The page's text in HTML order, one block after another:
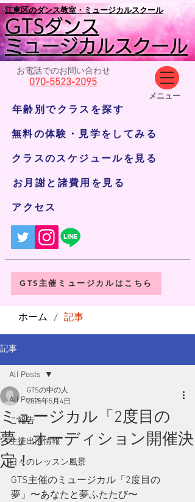
​江東区のダンス教室・ミュージカルスクール
GTSダンス
ミュージカルスクール
お電話でのお問い合わせ
070-5523-2095
​メニュー
年齢別でクラスを探す
クラスのスケジュールを見る
無料の体験・見学をしてみる
アクセス
お月謝と諸費用を見る
GTS主催ミュージカルはこちら
ホーム / 記事
記事
All Posts
ご報告
生徒出演情報
日々のレッスン風景
All Posts
ミュージカル「2度目の
夢」オーディション開催決
定！
GTSの中の人
2025年5月4日
GTS主催のミュージカル「2度目の
夢」〜あなたと夢ふたたび〜